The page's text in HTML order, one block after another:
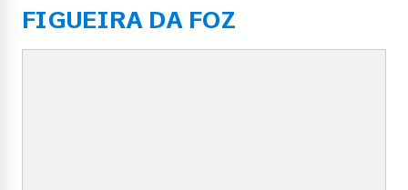
FIGUEIRA DA FOZ